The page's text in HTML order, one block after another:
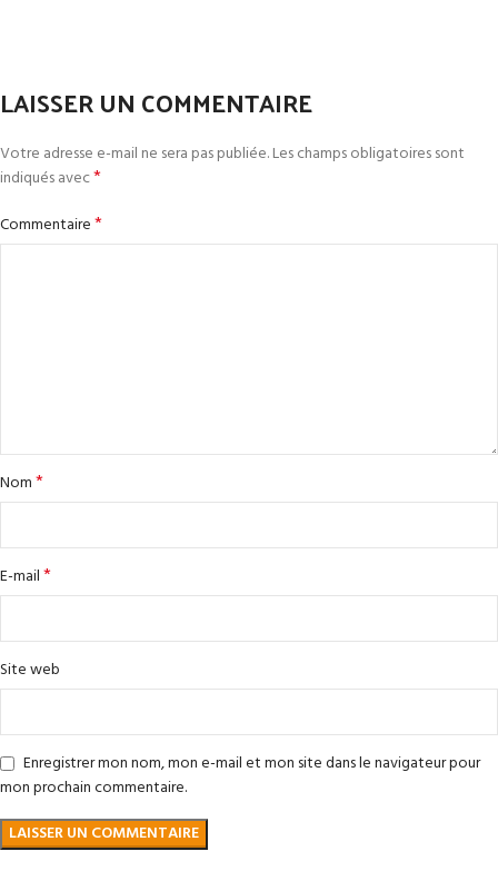
LAISSER UN COMMENTAIRE
Votre adresse e-mail ne sera pas publiée.Les champs obligatoires sont
indiqués avec*
Commentaire*
Nom*
E-mail*
Site web
Enregistrer mon nom, mon e-mail et mon site dans le navigateur pour
mon prochain commentaire.